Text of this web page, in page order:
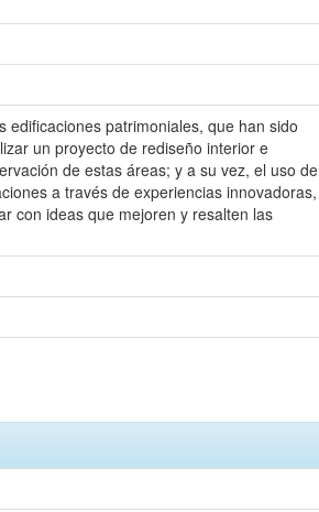
patrimoniales, que han sido
un proyecto de rediseño interior e
de estas áreas; y a su vez, el uso de
a través de experiencias innovadoras,
con ideas que mejoren y resalten las